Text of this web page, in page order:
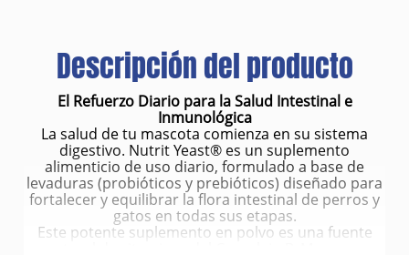
Descripción del producto
El Refuerzo Diario para la Salud Intestinal e
Inmunológica
La salud de tu mascota comienza en su sistema
digestivo. Nutrit Yeast® es un suplemento
alimenticio de uso diario, formulado a base de
levaduras (probióticos y prebióticos) diseñado para
fortalecer y equilibrar la flora intestinal de perros y
gatos en todas sus etapas.
Este potente suplemento en polvo es una fuente